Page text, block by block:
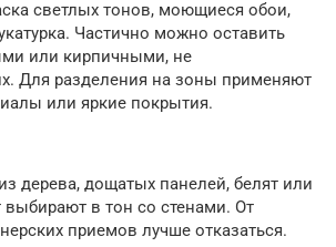
светлых тонов, моющиеся обои,
Частично можно оставить
или кирпичными, не
Для разделения на зоны применяют
или яркие покрытия.
дерева, дощатых панелей, белят или
выбирают в тон со стенами. От
приемов лучше отказаться.